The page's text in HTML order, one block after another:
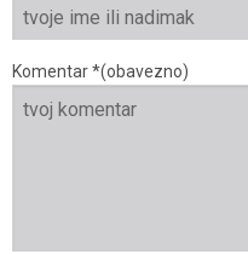
Komentar *(obavezno)